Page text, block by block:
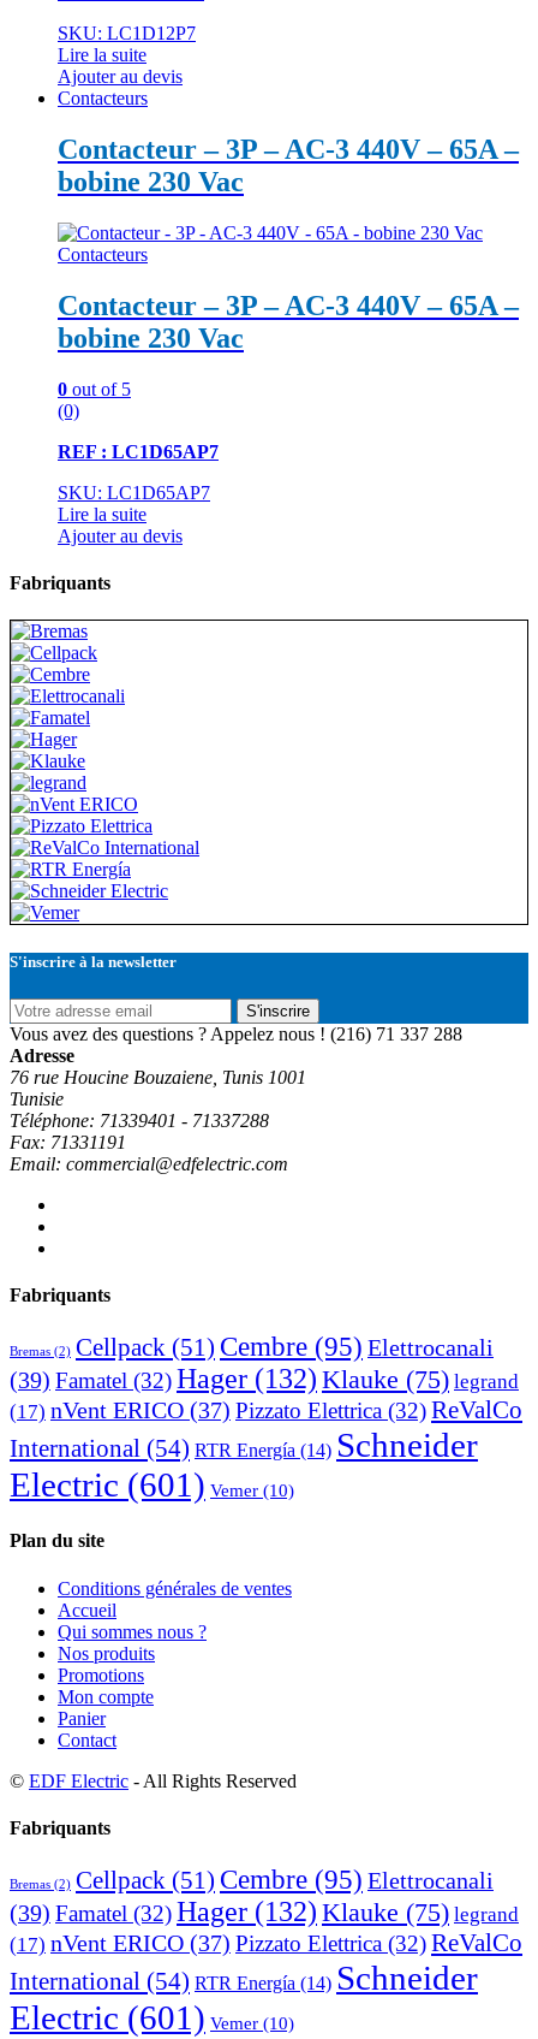
SKU: LC1D12P7
Lire la suite
Ajouter au devis
Contacteurs
Contacteur – 3P – AC-3 440V – 65A –
bobine 230 Vac
Contacteurs
Contacteur – 3P – AC-3 440V – 65A –
bobine 230 Vac
0 out of 5
(0)
REF : LC1D65AP7
SKU: LC1D65AP7
Lire la suite
Ajouter au devis
Fabriquants
S'inscrire à la newsletter
S'inscrire
Vous avez des questions ? Appelez nous ! (216) 71 337 288
Adresse
76 rue Houcine Bouzaiene, Tunis 1001
Tunisie
Téléphone: 71339401 - 71337288
Fax: 71331191
Email: commercial@edfelectric.com
Fabriquants
Bremas (2) Cellpack (51) Cembre (95) Elettrocanali
(39) Famatel (32)Hager (132) Klauke (75) legrand
(17) nVent ERICO (37) Pizzato Elettrica (32)ReValCo
International (54) RTR Energía (14) Schneider
Electric (601) Vemer (10)
Plan du site
Conditions générales de ventes
Accueil
Qui sommes nous ?
Nos produits
Promotions
Mon compte
Panier
Contact
© EDF Electric - All Rights Reserved
Fabriquants
Bremas (2) Cellpack (51) Cembre (95) Elettrocanali
(39) Famatel (32)Hager (132) Klauke (75) legrand
(17) nVent ERICO (37) Pizzato Elettrica (32)ReValCo
International (54) RTR Energía (14) Schneider
Electric (601) Vemer (10)